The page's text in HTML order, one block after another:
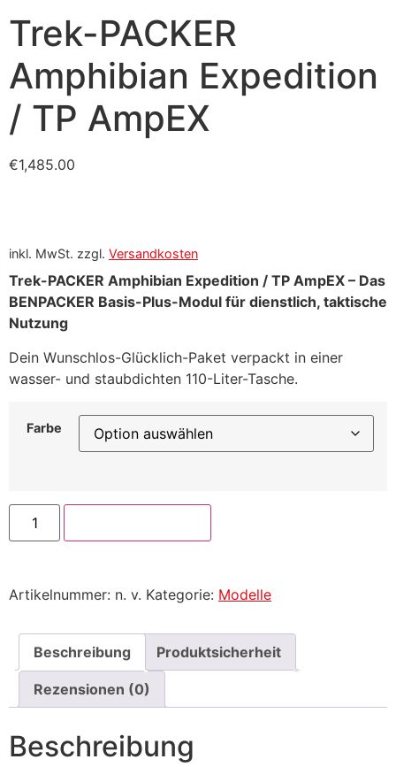
Trek-PACKER
Amphibian Expedition
/ TP AmpEX
€1,485.00
inkl. MwSt. zzgl. Versandkosten
Trek-PACKER Amphibian Expedition / TP AmpEX – Das
BENPACKER Basis-Plus-Modul für dienstlich, taktische
Nutzung
Dein Wunschlos-Glücklich-Paket verpackt in einer
wasser- und staubdichten 110-Liter-Tasche.
Farbe
Artikelnummer: n. v. Kategorie: Modelle
Beschreibung Produktsicherheit
Rezensionen (0)
Beschreibung